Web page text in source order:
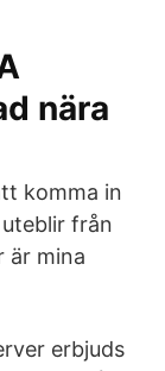
nära
komma in
från
är mina
erbjuds